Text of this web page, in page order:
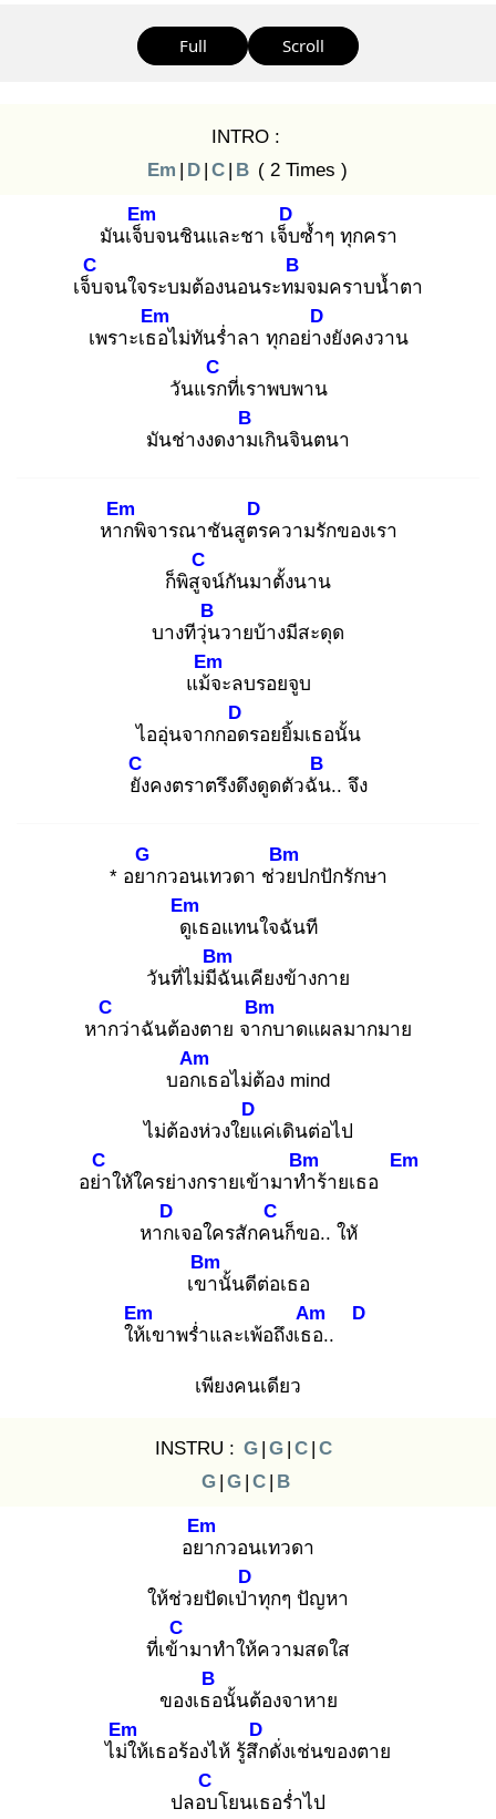
Full Scroll
INTRO :
Em | D | C | B ( 2 Times )
มันเจ็บ
Em
จนชินและชา เจ็บ
D
ซ้ำๆ ทุกครา
เจ็บ
C
จนใจระบมต้องนอนระทม
B
จมคราบน้ำตา
เพราะเธอ
Em
ไม่ทันร่ำลา ทุกอย่าง
D
ยังคงวาน
วันแรก
C
ที่เราพบพาน
มันช่างงดงาม
B
เกินจินตนา
หาก
Em
พิจารณาชันสูตร
D
ความรักของเรา
ก็พิสูจ
C
น์กันมาตั้งนาน
บางทีวุ่น
B
วายบ้างมีสะดุด
แม้จ
Em
ะลบรอยจูบ
ไออุ่นจากกอด
D
รอยยิ้มเธอนั้น
ยัง
C
คงตราตรึงดึงดูดตัวฉัน
B
.. จึง
* อยา
G
กวอนเทวดา ช่วย
Bm
ปกปักรักษา
ดูเ
Em
ธอแทนใจฉันที
วันที่ไม่มีฉั
Bm
นเคียงข้างกาย
หาก
C
ว่าฉันต้องตาย จาก
Bm
บาดแผลมากมาย
บอกเ
Am
ธอไม่ต้อง mind
ไม่ต้องห่วงใยแ
D
ค่เดินต่อไป
อย่า
C
ใหัใครย่างกรายเข้ามาทำ
Bm
ร้ายเธอ
Em
หากเ
D
จอใครสักคน
C
ก็ขอ.. ใหั
เขา
Bm
นั้นดีต่อเธอ
ให้เ
Em
ขาพร่ำและเพ้อถึงเธอ
Am
..
D
เพียงคนเดียว
INSTRU : G | G | C | C
G | G | C | B
อยา
Em
กวอนเทวดา
ให้ช่วยปัดเป่า
D
ทุกๆ ปัญหา
ที่เข้า
C
มาทำให้ความสดใส
ของเธอ
B
นั้นต้องจาหาย
ไม่ใ
Em
ห้เธอร้องไห้ รู้สึก
D
ดั่งเช่นของตาย
ปลอบ
C
โยนเธอร่ำไป